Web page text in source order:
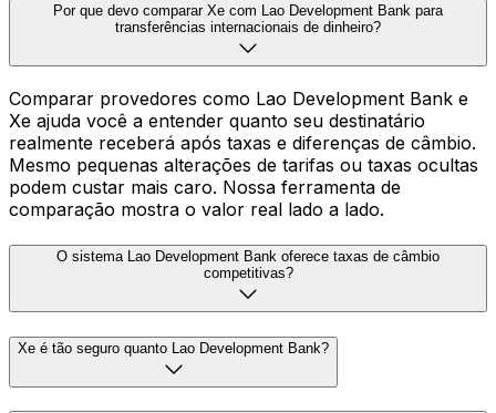
Por que devo comparar Xe com Lao Development Bank para
transferências internacionais de dinheiro?
Comparar provedores como Lao Development Bank e
Xe ajuda você a entender quanto seu destinatário
realmente receberá após taxas e diferenças de câmbio.
Mesmo pequenas alterações de tarifas ou taxas ocultas
podem custar mais caro. Nossa ferramenta de
comparação mostra o valor real lado a lado.
O sistema Lao Development Bank oferece taxas de câmbio
competitivas?
Xe é tão seguro quanto Lao Development Bank?